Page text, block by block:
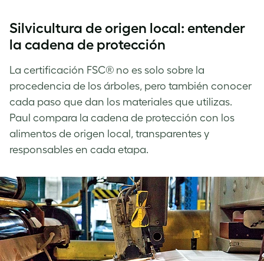
Silvicultura de origen local: entender
la cadena de protección
La certificación FSC® no es solo sobre la
procedencia de los árboles, pero también conocer
cada paso que dan los materiales que utilizas.
Paul compara la cadena de protección con los
alimentos de origen local, transparentes y
responsables en cada etapa.